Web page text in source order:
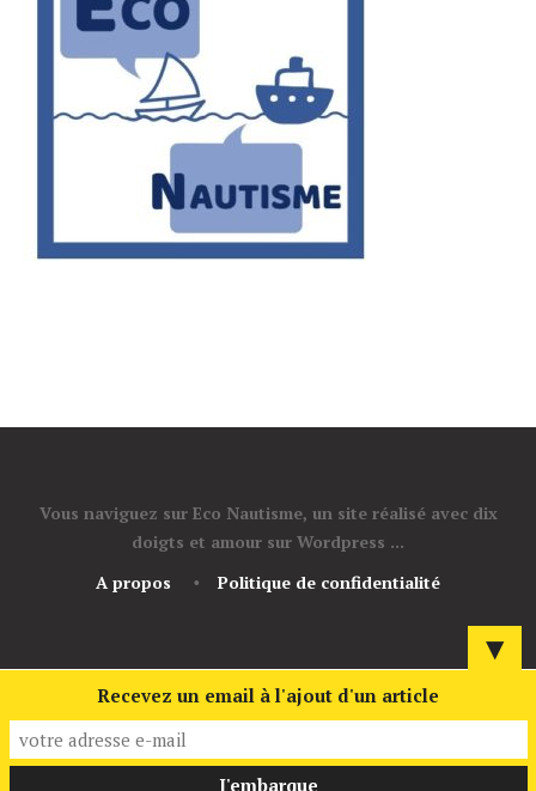
Vous naviguez sur Eco Nautisme, un site réalisé avec dix
doigts et amour sur Wordpress ...
A propos
Politique de confidentialité
▼
Recevez un email à l'ajout d'un article